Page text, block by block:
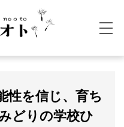
性を信じ、育ち
どりの学校ひ